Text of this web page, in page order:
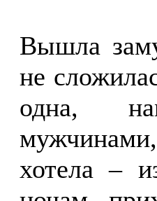
Вышла
не
одна,
хотела –